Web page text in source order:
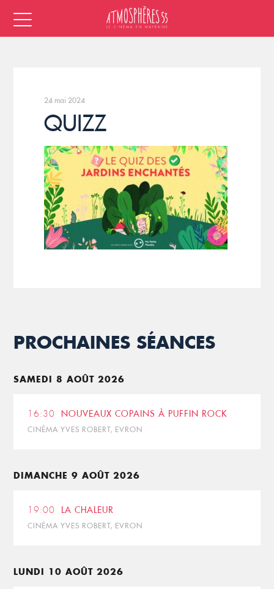
24 mai 2024
QUIZZ
PROCHAINES SÉANCES
SAMEDI 8 AOÛT 2026
16:30 NOUVEAUX COPAINS À PUFFIN ROCK
CINÉMA YVES ROBERT, EVRON
DIMANCHE 9 AOÛT 2026
19:00 LA CHALEUR
CINÉMA YVES ROBERT, EVRON
LUNDI 10 AOÛT 2026